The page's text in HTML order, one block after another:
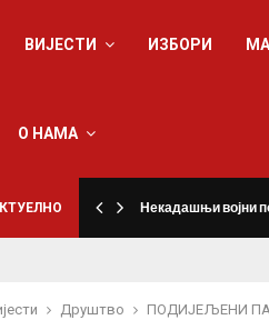
ВИЈЕСТИ ИЗБОРИ
О НАМА
Некадашњи војни
Друштво ПОДИЈЕЉЕНИ